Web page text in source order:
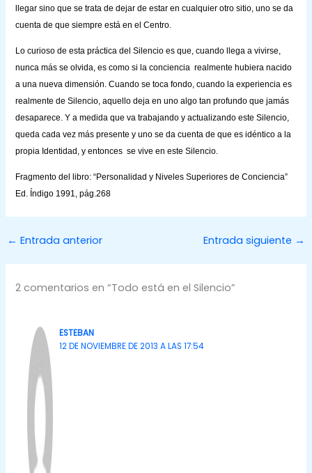
llegar sino que se trata de dejar de estar en cualquier otro sitio, uno se da
cuenta de que siempre está en el Centro.
Lo curioso de esta práctica del Silencio es que, cuando llega a vivirse,
nunca más se olvida, es como si la conciencia realmente hubiera nacido
a una nueva dimensión. Cuando se toca fondo, cuando la experiencia es
realmente de Silencio, aquello deja en uno algo tan profundo que jamás
desaparece. Y a medida que va trabajando y actualizando este Silencio,
queda cada vez más presente y uno se da cuenta de que es idéntico a la
propia Identidad, y entonces se vive en este Silencio.
Fragmento del libro: “Personalidad y Niveles Superiores de Conciencia”
Ed. Índigo 1991, pág.268
← Entrada anterior Entrada siguiente →
2 comentarios en “Todo está en el Silencio”
ESTEBAN
12 DE NOVIEMBRE DE 2013 A LAS 17:54